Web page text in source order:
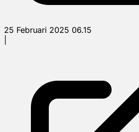
25 Februari 2025 06.15